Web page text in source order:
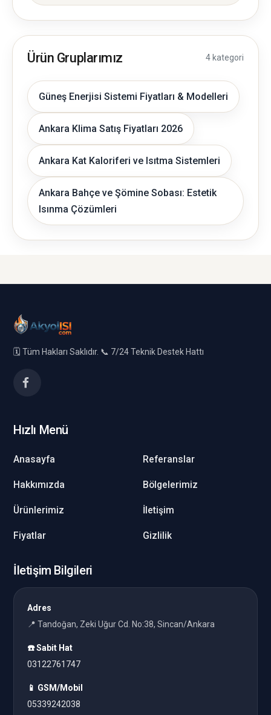
Ürün Gruplarımız 4 kategori
Güneş Enerjisi Sistemi Fiyatları & Modelleri
Ankara Klima Satış Fiyatları 2026
Ankara Kat Kaloriferi ve Isıtma Sistemleri
Ankara Bahçe ve Şömine Sobası: Estetik
Isınma Çözümleri
🗓️ Tüm Hakları Saklıdır. 📞 7/24 Teknik Destek Hattı
Hızlı Menü
Anasayfa
Hakkımızda
Ürünlerimiz
Fiyatlar
Referanslar
Bölgelerimiz
İletişim
Gizlilik
İletişim Bilgileri
Adres
📍 Tandoğan, Zeki Uğur Cd. No:38, Sincan/Ankara
☎️ Sabit Hat
03122761747
📱 GSM/Mobil
05339242038